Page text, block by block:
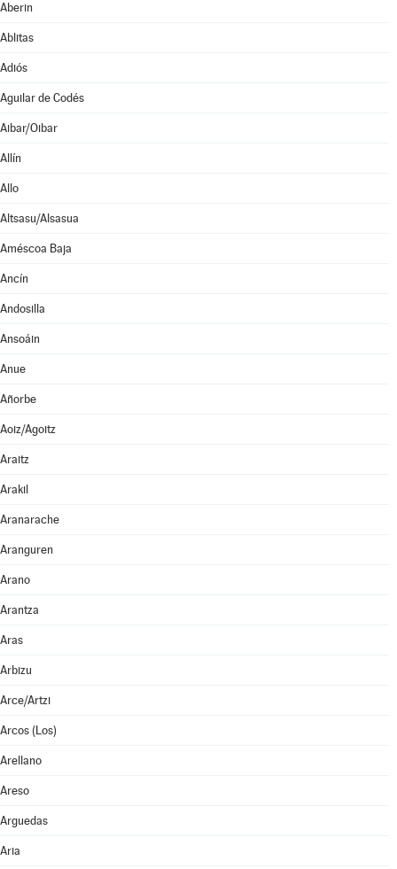
Aberin
Ablitas
Adiós
Aguilar de Codés
Aibar/Oibar
Allín
Allo
Altsasu/Alsasua
Améscoa Baja
Ancín
Andosilla
Ansoáin
Anue
Añorbe
Aoiz/Agoitz
Araitz
Arakil
Aranarache
Aranguren
Arano
Arantza
Aras
Arbizu
Arce/Artzi
Arcos (Los)
Arellano
Areso
Arguedas
Aria